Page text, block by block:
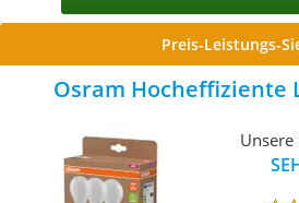
Preis-Leistungs-
Osram Hocheffiziente